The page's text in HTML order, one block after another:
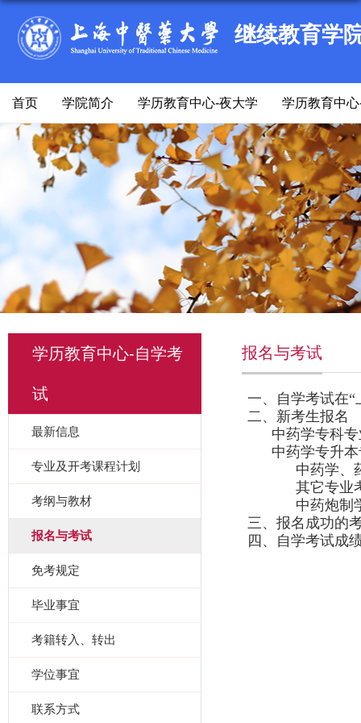
继续教育学
首页 学院简介 学历教育中心-夜大学 学历教育中
学历教育中心-自学考
试
最新信息
专业及开考课程计划
考纲与教材
报名与考试
免考规定
毕业事宜
考籍转入、转出
学位事宜
联系方式
报名与考试
一、自学考试在
二、新考生报名
中药学专科
中药学专升
中药学、
其它专业
中药炮制
三、报名成功的
四、自学考试成